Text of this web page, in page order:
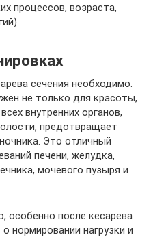
процессов, возраста,
сечения необходимо.
не только для красоты,
внутренних органов,
предотвращает
Это отличный
печени, желудка,
мочевого пузыря и
особенно после кесарева
нормировании нагрузки и